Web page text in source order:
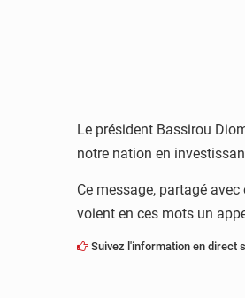
Le président Bassirou
notre nation en
Ce message, partagé
voient en ces mots un
Suivez l'information en direct